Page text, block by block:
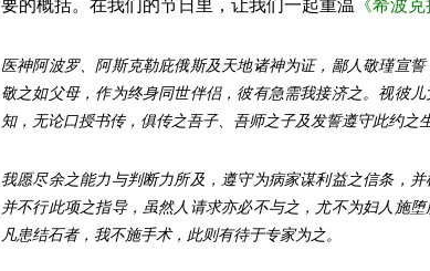
要的概括。在我们的节日里，让我们一起重温 《希波
医神阿波罗、阿斯克勒庇俄斯及天地诸神为证，鄙人敬瑾宣
敬之如父母，作为终身同世伴侣，彼有急需我接济之。视彼
知，无论口授书传，俱传之吾子、吾师之子及发誓遵守此约之
我愿尽余之能力与判断力所及，遵守为病家谋利益之信条，
并不行此项之指导，虽然人请求亦必不与之，尤不为妇人施
凡患结石者，我不施手术，此则有待于专家为之。